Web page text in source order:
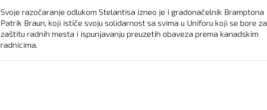
Svoje razočaranje odlukom Stelantisa izneo je i gradonačelnik Bramptona
Patrik Braun, koji ističe svoju solidarnost sa svima u Uniforu koji se bore za
zaštitu radnih mesta i ispunjavanju preuzetih obaveza prema kanadskim
radnicima.